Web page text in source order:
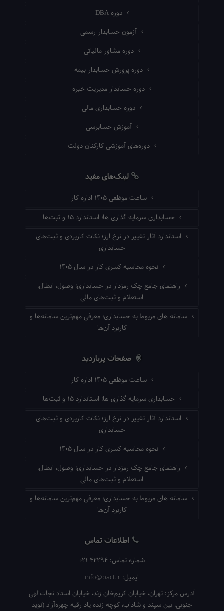
دوره DBA
آزمون حسابدار رسمی
دوره مشاور مالیاتی
دوره پرورش حسابدار بیمه
دوره حسابدار مدیریت خبره
دوره حسابداری مالی
آموزش حسابرسی
دوره‌های آموزشی کارکنان دولت
لینک‌های مفید
ساعت موظفی ۱۴۰۵ اداره کار
حسابداری سرمایه گذاری ها؛ استاندارد ۱۵ و ثبت‌ها
استاندارد آثار تغییر در نرخ ارز؛ نکات کاربردی و ثبت‌های
حسابداری
نحوه محاسبه کسری کار در سال ۱۴۰۵
راهنمای جامع چک رمزدار در حسابداری؛ وصول، ابطال،
استعلام و ثبت‌های مالی
سامانه های مربوط به حسابداری؛ معرفی مهم‌ترین سامانه‌ها و
کاربرد آن‌ها
صفحات پربازدید
ساعت موظفی ۱۴۰۵ اداره کار
حسابداری سرمایه گذاری ها؛ استاندارد ۱۵ و ثبت‌ها
استاندارد آثار تغییر در نرخ ارز؛ نکات کاربردی و ثبت‌های
حسابداری
نحوه محاسبه کسری کار در سال ۱۴۰۵
راهنمای جامع چک رمزدار در حسابداری؛ وصول، ابطال،
استعلام و ثبت‌های مالی
سامانه های مربوط به حسابداری؛ معرفی مهم‌ترین سامانه‌ها و
کاربرد آن‌ها
اطلاعات تماس
شماره تماس: 021 42294
ایمیل: info@pact.ir
آدرس مرکز: تهران، خیابان کریم‌خان زند، خیابان استاد نجات‌الهی
جنوبی، بین سپند و شاداب، کوچه زنده یاد رقیه چهره‌آزاد (نوید